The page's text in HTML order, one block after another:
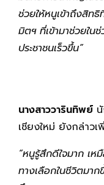
ช่วยให้หนูเข้าถึงสิท
มิตฯ ที่เข้ามาช่วยใน
ประชาชนเร็วขึ้น”
นางสาววารินทิพย์
เชียงใหม่ ยังกล่าวเ
“หนูรู้สึกดีใจมาก เ
ทางเลือกในชีวิตมา